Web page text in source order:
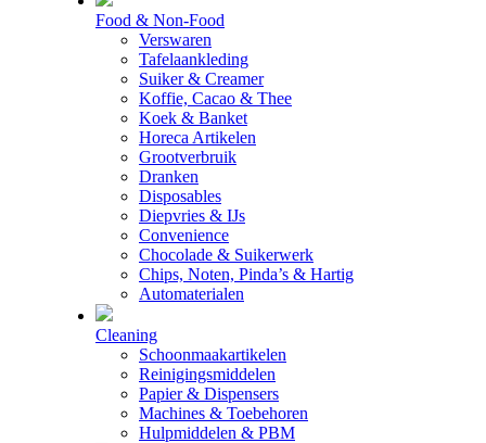
Food & Non-Food
Verswaren
Tafelaankleding
Suiker & Creamer
Koffie, Cacao & Thee
Koek & Banket
Horeca Artikelen
Grootverbruik
Dranken
Disposables
Diepvries & IJs
Convenience
Chocolade & Suikerwerk
Chips, Noten, Pinda’s & Hartig
Automaterialen
Cleaning
Schoonmaakartikelen
Reinigingsmiddelen
Papier & Dispensers
Machines & Toebehoren
Hulpmiddelen & PBM